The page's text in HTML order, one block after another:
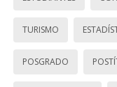
TURISMO
POSGRADO